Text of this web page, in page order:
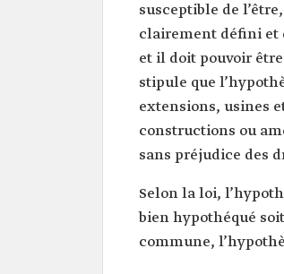
susceptible de
clairement défini et
et il doit pouvoir
stipule que
extensions, usines
constructions ou
sans préjudice des
Selon la loi,
bien hypothéqué
commune,